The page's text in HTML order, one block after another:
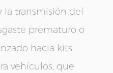
la transmisión del
prematuro o
hacia kits
vehículos, que